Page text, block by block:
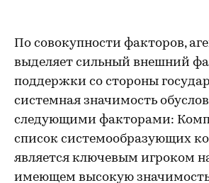
По совокупности факторов,
выделяет сильный внешний
поддержки со стороны
системная значимость
следующими факторами:
список системообразующих
является ключевым игроком
имеющем высокую